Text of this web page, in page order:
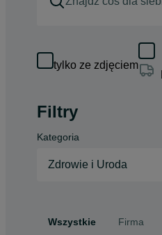
tylko ze zdjęciem
Filtry
Kategoria
Zdrowie i Uroda
Wszystkie Firma